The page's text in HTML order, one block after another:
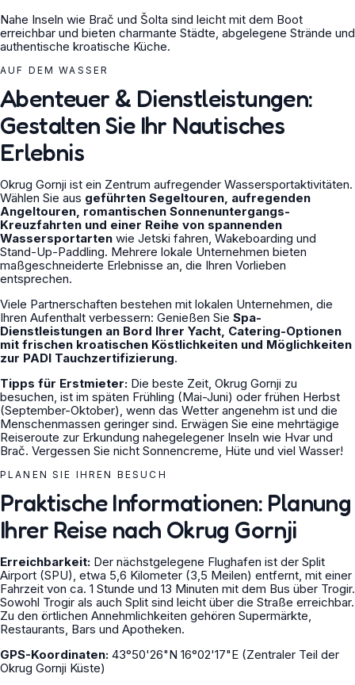
Nahe Inseln wie Brač und Šolta sind leicht mit dem Boot
erreichbar und bieten charmante Städte, abgelegene Strände und
authentische kroatische Küche.
AUF DEM WASSER
Abenteuer & Dienstleistungen:
Gestalten Sie Ihr Nautisches
Erlebnis
Okrug Gornji ist ein Zentrum aufregender Wassersportaktivitäten.
Wählen Sie aus geführten Segeltouren, aufregenden
Angeltouren, romantischen Sonnenuntergangs-
Kreuzfahrten und einer Reihe von spannenden
Wassersportarten wie Jetski fahren, Wakeboarding und
Stand-Up-Paddling. Mehrere lokale Unternehmen bieten
maßgeschneiderte Erlebnisse an, die Ihren Vorlieben
entsprechen.
Viele Partnerschaften bestehen mit lokalen Unternehmen, die
Ihren Aufenthalt verbessern: Genießen Sie Spa-
Dienstleistungen an Bord Ihrer Yacht, Catering-Optionen
mit frischen kroatischen Köstlichkeiten und Möglichkeiten
zur PADI Tauchzertifizierung.
Tipps für Erstmieter: Die beste Zeit, Okrug Gornji zu
besuchen, ist im späten Frühling (Mai-Juni) oder frühen Herbst
(September-Oktober), wenn das Wetter angenehm ist und die
Menschenmassen geringer sind. Erwägen Sie eine mehrtägige
Reiseroute zur Erkundung nahegelegener Inseln wie Hvar und
Brač. Vergessen Sie nicht Sonnencreme, Hüte und viel Wasser!
PLANEN SIE IHREN BESUCH
Praktische Informationen: Planung
Ihrer Reise nach Okrug Gornji
Erreichbarkeit: Der nächstgelegene Flughafen ist der Split
Airport (SPU), etwa 5,6 Kilometer (3,5 Meilen) entfernt, mit einer
Fahrzeit von ca. 1 Stunde und 13 Minuten mit dem Bus über Trogir.
Sowohl Trogir als auch Split sind leicht über die Straße erreichbar.
Zu den örtlichen Annehmlichkeiten gehören Supermärkte,
Restaurants, Bars und Apotheken.
GPS-Koordinaten: 43°50'26"N 16°02'17"E (Zentraler Teil der
Okrug Gornji Küste)